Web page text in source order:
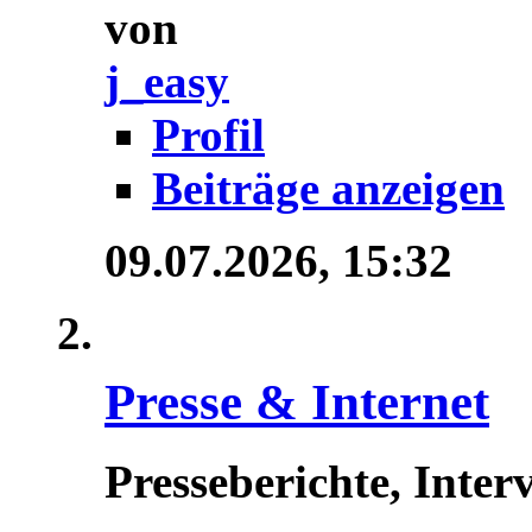
von
j_easy
Profil
Beiträge anzeigen
09.07.2026, 15:32
Presse & Internet
Presseberichte,